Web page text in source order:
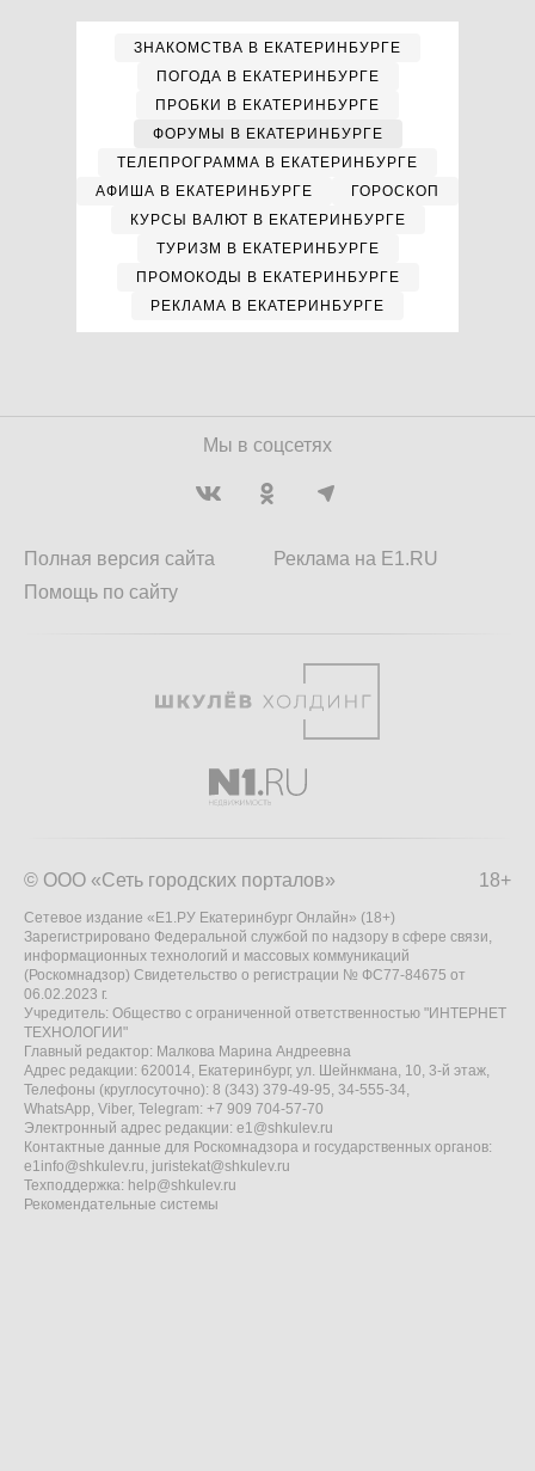
ЗНАКОМСТВА В ЕКАТЕРИНБУРГЕ
ПОГОДА В ЕКАТЕРИНБУРГЕ
ПРОБКИ В ЕКАТЕРИНБУРГЕ
ФОРУМЫ В ЕКАТЕРИНБУРГЕ
ТЕЛЕПРОГРАММА В ЕКАТЕРИНБУРГЕ
АФИША В ЕКАТЕРИНБУРГЕ
ГОРОСКОП
КУРСЫ ВАЛЮТ В ЕКАТЕРИНБУРГЕ
ТУРИЗМ В ЕКАТЕРИНБУРГЕ
ПРОМОКОДЫ В ЕКАТЕРИНБУРГЕ
РЕКЛАМА В ЕКАТЕРИНБУРГЕ
Мы в соцсетях
Полная версия сайта
Помощь по сайту
Реклама на E1.RU
18+
© ООО «Сеть городских порталов»
Сетевое издание «Е1.РУ Екатеринбург Онлайн» (18+)
Зарегистрировано Федеральной службой по надзору в сфере связи,
информационных технологий и массовых коммуникаций
(Роскомнадзор) Свидетельство о регистрации № ФС77-84675 от
06.02.2023 г.
Учредитель: Общество с ограниченной ответственностью "ИНТЕРНЕТ
ТЕХНОЛОГИИ"
Главный редактор: Малкова Марина Андреевна
Адрес редакции: 620014, Екатеринбург, ул. Шейнкмана, 10, 3-й этаж,
Телефоны (круглосуточно): 8 (343) 379-49-95, 34-555-34,
WhatsApp, Viber, Telegram: +7 909 704-57-70
Электронный адрес редакции: e1@shkulev.ru
Контактные данные для Роскомнадзора и государственных органов:
e1info@shkulev.ru, juristekat@shkulev.ru
Техподдержка: help@shkulev.ru
Рекомендательные системы